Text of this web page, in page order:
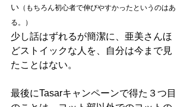
い （もちろん初心者で伸びやすかったというのはあ
る。）
少し話はずれるが簡潔に、亜美さんほ
どストイックな人を、自分は今まで見
たことはない。
最後にTasarキャンペーンで得た３つ目